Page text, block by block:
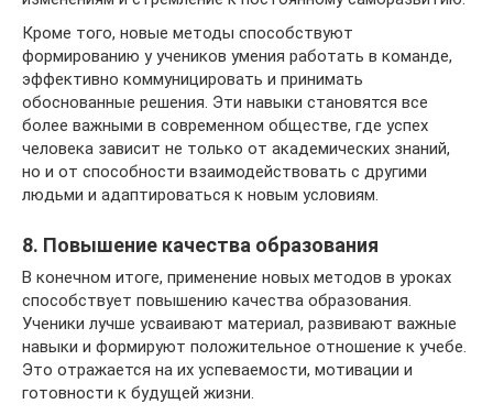
Кроме того, новые методы способствуют
формированию у учеников умения работать в команде,
эффективно коммуницировать и принимать
обоснованные решения. Эти навыки становятся все
более важными в современном обществе, где успех
человека зависит не только от академических знаний,
но и от способности взаимодействовать с другими
людьми и адаптироваться к новым условиям.
8. Повышение качества образования
В конечном итоге, применение новых методов в уроках
способствует повышению качества образования.
Ученики лучше усваивают материал, развивают важные
навыки и формируют положительное отношение к учебе.
Это отражается на их успеваемости, мотивации и
готовности к будущей жизни.